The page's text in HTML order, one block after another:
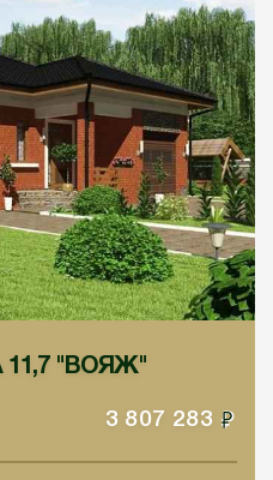
11,7 "ВОЯЖ"
3 807 283